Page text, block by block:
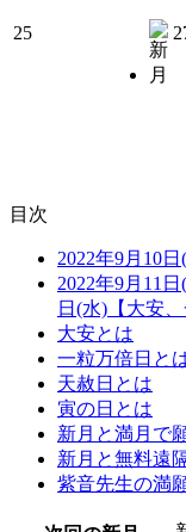
25
目次
2022年9月10
2022年9月11
日(水)【大安、
大安とは
一粒万倍日と
天赦日とは
寅の日とは
新月と満月で
新月と無料遠
紫音先生の満